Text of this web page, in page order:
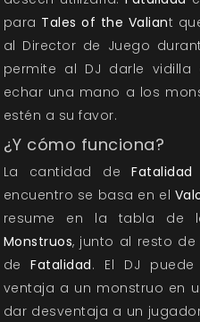
para Tales of the Valiant
al Director de Juego
permite al DJ darle
echar una mano a los
estén a su favor.
¿Y cómo funciona?
La cantidad deFatalidad
encuentro se basa en el
resume en la tabla de
Monstruos, junto al resto
deFatalidad. El DJ
ventaja a un monstruo en
dar desventaja a un